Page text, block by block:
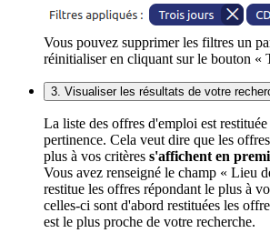
Vous pouvez supprimer les filtres un
réinitialiser en cliquant sur le bouton «
3. Visualiser les résultats de votre
La liste des offres d'emploi est
pertinence. Cela veut dire que les
plus à vos critères s'affichent en
Vous avez renseigné le champ « Lieu
restitue les offres répondant le plus à
celles-ci sont d'abord restituées les
est le plus proche de votre recherche.